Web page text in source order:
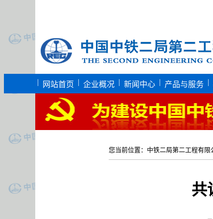
| 网站首页 | 企业概况 | 新闻中心 | 产品与服务 |
您当前位置： 中铁二局第二工程有限
共